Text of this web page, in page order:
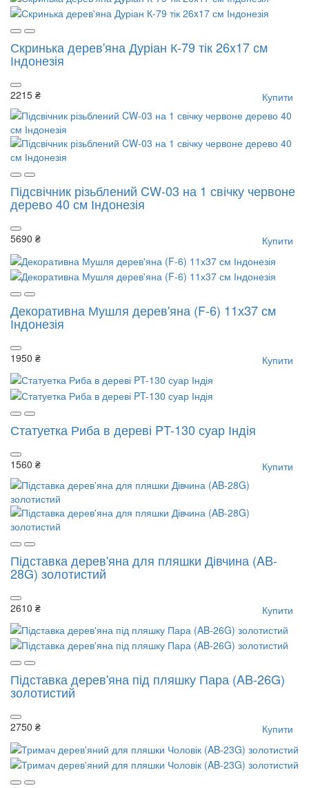
Скринька дерев'яна Дуріан К-79 тік 26x17 см
Індонезія
2215 ₴ Купити
Підсвічник різьблений CW-03 на 1 свічку червоне
дерево 40 см Індонезія
5690 ₴ Купити
Декоративна Мушля дерев'яна (F-6) 11х37 см
Індонезія
1950 ₴ Купити
Статуетка Риба в дереві PT-130 суар Індія
1560 ₴ Купити
Підставка дерев'яна для пляшки Дівчина (AB-
28G) золотистий
2610 ₴ Купити
Підставка дерев'яна під пляшку Пара (AB-26G)
золотистий
2750 ₴ Купити